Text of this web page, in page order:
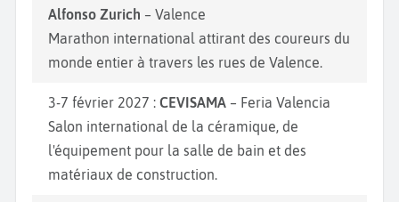
Alfonso Zurich – Valence
Marathon international attirant des coureurs du
monde entier à travers les rues de Valence.
3-7 février 2027 : CEVISAMA – Feria Valencia
Salon international de la céramique, de
l'équipement pour la salle de bain et des
matériaux de construction.